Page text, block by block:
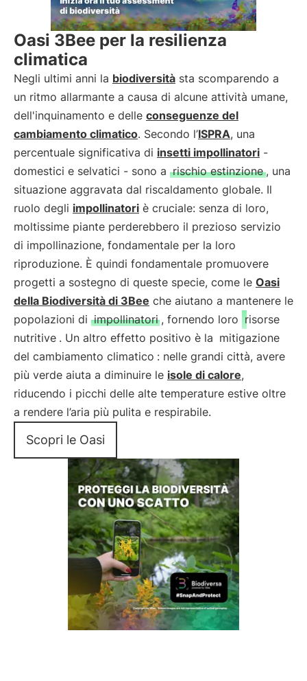
Oasi 3Bee per la resilienza
climatica
Negli ultimi anni la biodiversità sta scomparendo a
un ritmo allarmante a causa di alcune attività umane,
dell'inquinamento e delle conseguenze del
cambiamento climatico. Secondo l’ISPRA, una
percentuale significativa di insetti impollinatori -
domestici e selvatici - sono a rischio estinzione , una
situazione aggravata dal riscaldamento globale. Il
ruolo degli impollinatori è cruciale: senza di loro,
moltissime piante perderebbero il prezioso servizio
di impollinazione, fondamentale per la loro
riproduzione. È quindi fondamentale promuovere
progetti a sostegno di queste specie, come le Oasi
della Biodiversità di 3Bee che aiutano a mantenere le
popolazioni di impollinatori , fornendo loro risorse
nutritive . Un altro effetto positivo è la mitigazione
del cambiamento climatico : nelle grandi città, avere
più verde aiuta a diminuire le isole di calore,
riducendo i picchi delle alte temperature estive oltre
a rendere l’aria più pulita e respirabile.
Scopri le Oasi